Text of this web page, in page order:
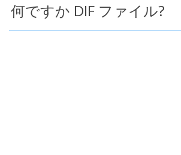
何ですか DIF ファイル?